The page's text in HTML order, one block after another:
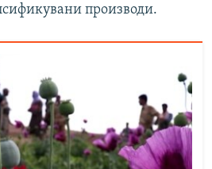
производи.